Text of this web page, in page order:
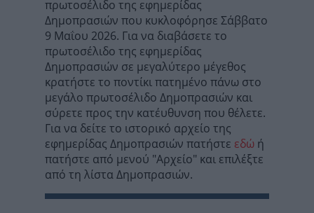
πρωτοσέλιδο της εφημερίδας
Δημοπρασιών που κυκλοφόρησε Σάββατο
9 Μαΐου 2026. Για να διαβάσετε το
πρωτοσέλιδο της εφημερίδας
Δημοπρασιών σε μεγαλύτερο μέγεθος
κρατήστε το ποντίκι πατημένο πάνω στο
μεγάλο πρωτοσέλιδο Δημοπρασιών και
σύρετε προς την κατέυθυνση που θέλετε.
Για να δείτε το ιστορικό αρχείο της
εφημερίδας Δημοπρασιών πατήστε εδώ ή
πατήστε από μενού "Αρχείο" και επιλέξτε
από τη λίστα Δημοπρασιών.